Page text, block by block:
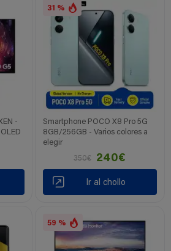
-
31 %
Smartphone POCO X8 Pro 5G
8GB/256GB - Varios colores a
elegir
350€
240€
Ir al chollo
59 %